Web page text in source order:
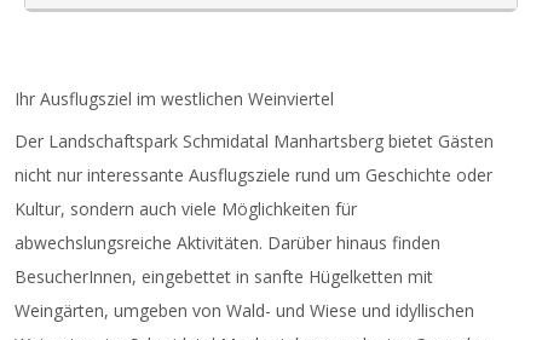
Weitere Infos unter www.konzerthaus-weinviertel.at
Ihr Ausflugsziel im westlichen Weinviertel
Der Landschaftspark Schmidatal Manhartsberg bietet Gästen
nicht nur interessante Ausflugsziele rund um Geschichte oder
Kultur, sondern auch viele Möglichkeiten für
abwechslungsreiche Aktivitäten. Darüber hinaus finden
BesucherInnen, eingebettet in sanfte Hügelketten mit
Weingärten, umgeben von Wald- und Wiese und idyllischen